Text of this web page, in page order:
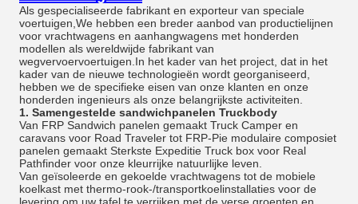
Als gespecialiseerde fabrikant en exporteur van speciale
voertuigen,We hebben een breder aanbod van productielijnen
voor vrachtwagens en aanhangwagens met honderden
modellen als wereldwijde fabrikant van
wegvervoervoertuigen.In het kader van het project, dat in het
kader van de nieuwe technologieën wordt georganiseerd,
hebben we de specifieke eisen van onze klanten en onze
honderden ingenieurs als onze belangrijkste activiteiten.
1. Samengestelde sandwichpanelen Truckbody
Van FRP Sandwich panelen gemaakt Truck Camper en
caravans voor Road Traveler tot FRP-Pie modulaire composiet
panelen gemaakt Sterkste Expeditie Truck box voor Real
Pathfinder voor onze kleurrijke natuurlijke leven.
Van geïsoleerde en gekoelde vrachtwagens tot de mobiele
koelkast met thermo-rook-/transportkoelinstallaties voor de
levering,om uw tafel te verrijken met de verse groenten en